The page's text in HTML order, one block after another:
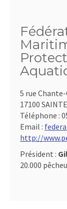
5 rue
17100
Téléphone :
Email :
http://
Président :
20.000